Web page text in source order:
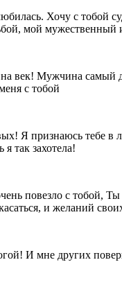
Хочу с
мой
век! Мужчина самый
с тобой
Я признаюсь тебе
так захотела!
повезло с тобой,
и желаний
И мне других